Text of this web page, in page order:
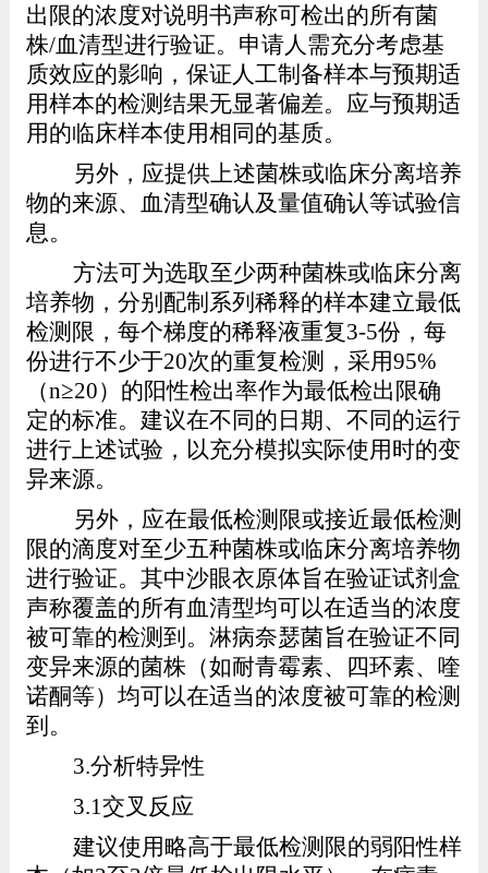
出限的浓度对说明书声称可检出的所有菌
株/血清型进行验证。申请人需充分考虑基
质效应的影响，保证人工制备样本与预期适
用样本的检测结果无显著偏差。应与预期适
用的临床样本使用相同的基质。
另外，应提供上述菌株或临床分离培养
物的来源、血清型确认及量值确认等试验信
息。
方法可为选取至少两种菌株或临床分离
培养物 ，分别配制系列稀释的样本建立最低
检测限，每个梯度的稀释液重复3-5份，每
份进行不少于20次的重复检测， 采用95%
（n≥20）的阳性检出率作为最低检出限确
定的标准。建议在不同的日期、不同的运行
进行上述试验，以充分模拟实际使用时的变
异来源。
另外，应在最低检测限或接近最低检测
限的滴度对至少五种菌株或临床分离培养物
进行验证。其中沙眼衣原体旨在验证试剂盒
声称覆盖的所有血清型均可以在适当的浓度
被可靠的检测到。淋病奈瑟菌旨在验证不同
变异来源的菌株（如耐青霉素、四环素、喹
诺酮等）均可以在适当的浓度被可靠的检测
到。
3.分析特异性
3.1交叉反应
建议使用略高于最低检测限的弱阳性样